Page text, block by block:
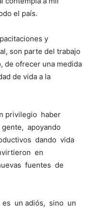
el país.
y
son parte del trabajo
de ofrecer una medida
de vida a la
privilegio haber
apoyando
dando vida
en
fuentes de
un adiós, sino un